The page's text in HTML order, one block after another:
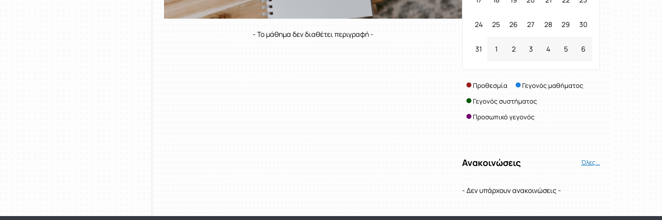
- Το μάθημα δεν διαθέτει περιγραφή -
24 25 26 27 28 29 30
31 1 2 3 4 5 6
Προθεσμία
Γεγονός μαθήματος
Γεγονός συστήματος
Προσωπικό γεγονός
Ανακοινώσεις Όλες...
- Δεν υπάρχουν ανακοινώσεις -